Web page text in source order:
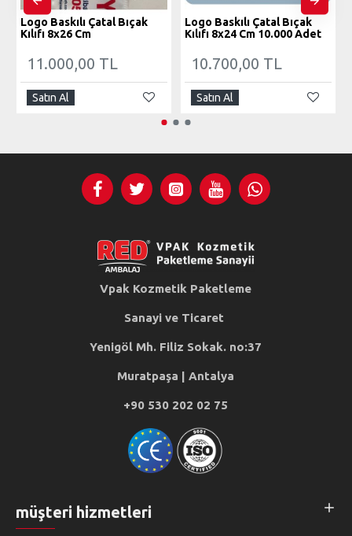
Logo Baskılı Çatal Bıçak
Kılıfı 8x26 Cm
11.000,00 TL
Satın Al
Logo Baskılı Çatal Bıçak
Kılıfı 8x24 Cm 10.000 Adet
10.700,00 TL
Satın Al
Vpak Kozmetik Paketleme
Sanayi ve Ticaret
Yenigöl Mh. Filiz Sokak. no:37
Muratpaşa | Antalya
+90 530 202 02 75
müşteri hizmetleri